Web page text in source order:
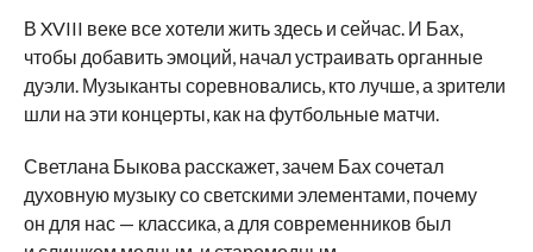
В XVIII веке все хотели жить здесь и сейчас. И Бах,
чтобы добавить эмоций, начал устраивать органные
дуэли. Музыканты соревновались, кто лучше, а зрители
шли на эти концерты, как на футбольные матчи.
Светлана Быкова расскажет, зачем Бах сочетал
духовную музыку сосветскими элементами, почему
он для нас — классика, а для современников был